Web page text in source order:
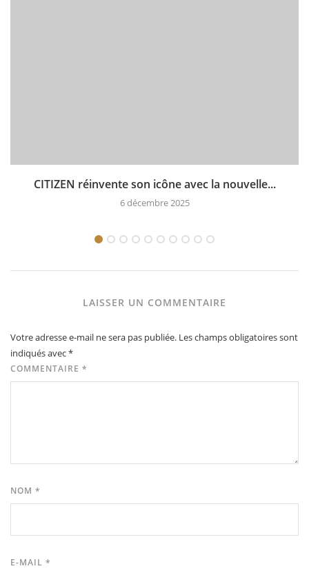
CITIZEN réinvente son icône avec la nouvelle...
6 décembre 2025
LAISSER UN COMMENTAIRE
Votre adresse e-mail ne sera pas publiée. Les champs obligatoires sont
indiqués avec*
COMMENTAIRE *
NOM *
E-MAIL *